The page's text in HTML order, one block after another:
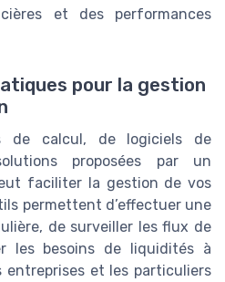
et des performances
pour la gestion
de calcul, de logiciels de
proposées par un
faciliter la gestion de vos
permettent d’effectuer une
de surveiller les flux de
les besoins de liquidités à
et les particuliers